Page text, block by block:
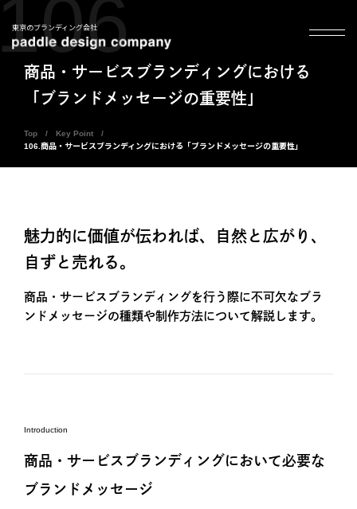
東京のブランディング会社
商品・サービスブランディングにおける
「ブランドメッセージの重要性」
Top
Key Point
106.商品・サービスブランディングにおける「ブランドメッセージの重要性」
魅力的に価値が伝われば、自然と広がり、
自ずと売れる。
商品・サービスブランディングを行う際に不可欠なブラ
ンドメッセージの種類や制作方法について解説します。
Introduction
商品・サービスブランディングにおいて必要な
ブランドメッセージ